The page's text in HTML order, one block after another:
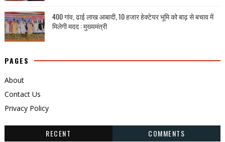
400 गांव, ढाई लाख आबादी, 10 हजार हेक्टेयर भूमि को बाढ़ से बचाव में
मिलेगी मदद : मुख्यमंत्री
PAGES
About
Contact Us
Privacy Policy
RECENT
COMMENTS